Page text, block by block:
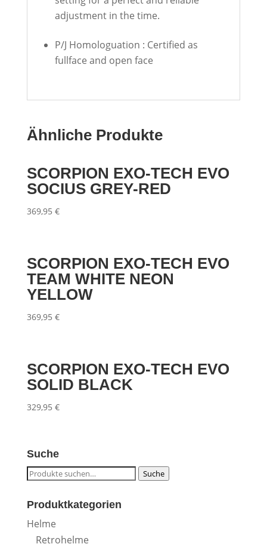
adjustment in the time.
P/J Homologuation : Certified as
fullface and open face
Ähnliche Produkte
SCORPION EXO-TECH EVO
SOCIUS GREY-RED
369,95 €
SCORPION EXO-TECH EVO
TEAM WHITE NEON
YELLOW
369,95 €
SCORPION EXO-TECH EVO
SOLID BLACK
329,95 €
Suche
Suche
Suche
Produktkategorien
Helme
Retrohelme